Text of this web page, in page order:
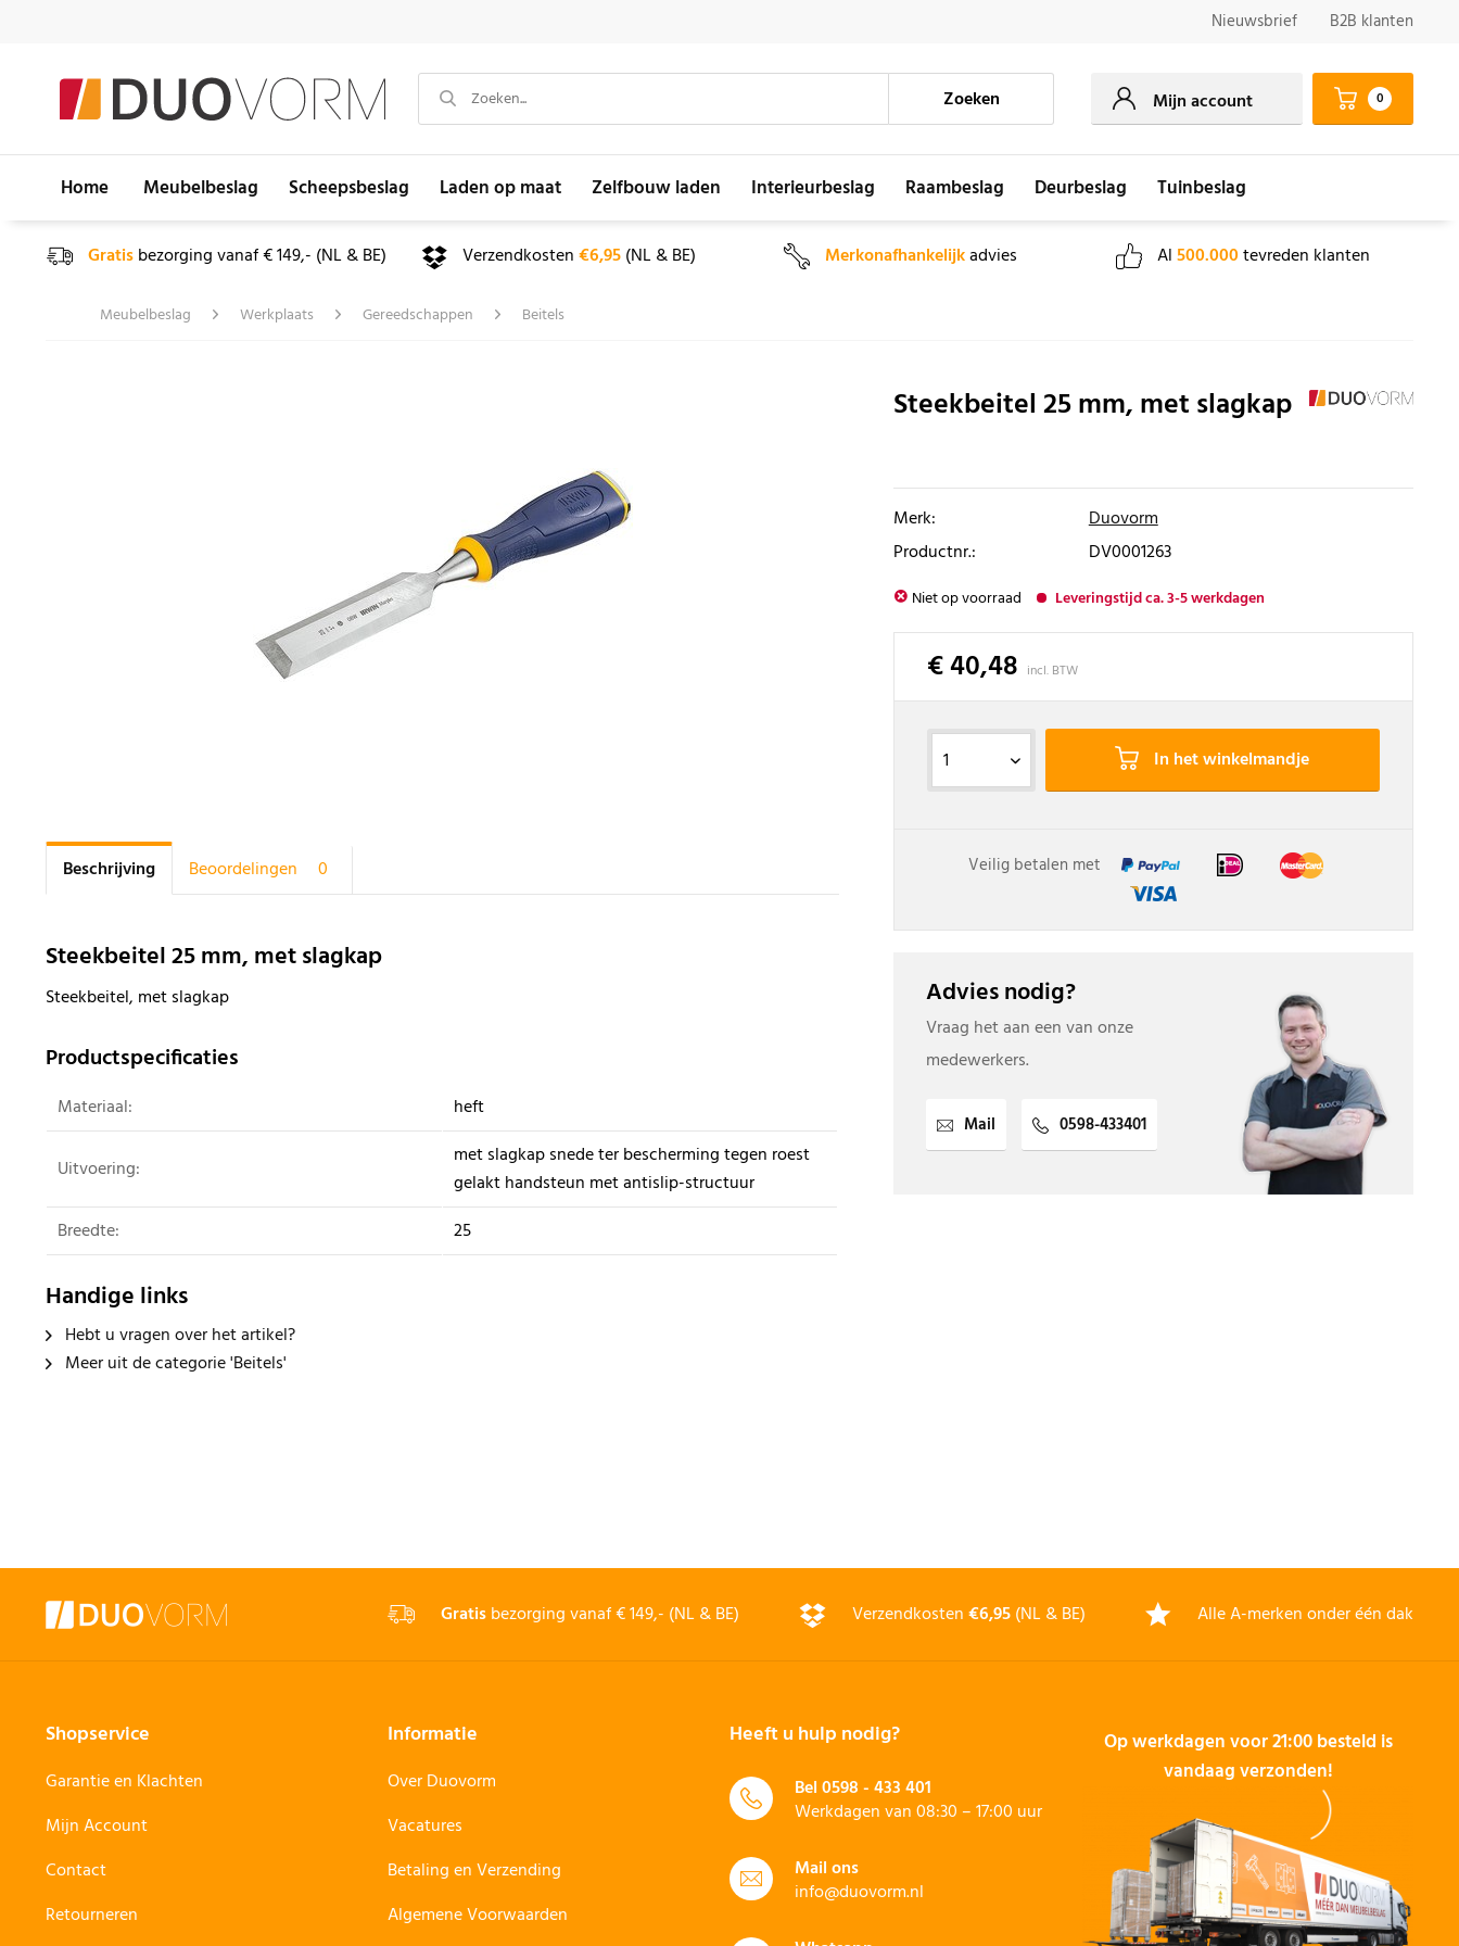
Nieuwsbrief B2B klanten
Zoeken Mijn account 0
Home Meubelbeslag Scheepsbeslag Laden op maat Zelfbouw laden Interieurbeslag Raambeslag Deurbeslag Tuinbeslag
Gratisbezorging vanaf € 149,- (NL & BE) Verzendkosten€6,95(NL & BE) Merkonafhankelijkadvies Al500.000tevreden klanten
Meubelbeslag Werkplaats Gereedschappen Beitels
Steekbeitel 25 mm, met slagkap
Beschrijving Beoordelingen 0
Steekbeitel 25 mm, met slagkap
Steekbeitel, met slagkap
Productspecificaties
Materiaal: heft
Uitvoering:
met slagkap snede ter bescherming tegen roest
gelakt handsteun met antislip-structuur
Breedte:
25
Handige links
Hebt u vragen over het artikel?
Meer uit de categorie 'Beitels'
Merk:
Duovorm
Productnr.:
DV0001263
Niet op voorraad Leveringstijd ca. 3-5 werkdagen
€ 40,48 incl. BTW
In het winkelmandje
Veilig betalen met
Advies nodig?
Vraag het aan een van onze
medewerkers.
Mail 0598-433401
Gratisbezorging vanaf € 149,- (NL & BE) Verzendkosten€6,95(NL & BE) Alle A-merken onder één dak
Shopservice
Garantie en Klachten
Mijn Account
Contact
Retourneren
Informatie
Over Duovorm
Vacatures
Betaling en Verzending
Algemene Voorwaarden
Heeft u hulp nodig?
Bel0598 - 433 401
Werkdagen van 08:30 – 17:00 uur
Mail ons
info@duovorm.nl
Op werkdagen voor 21:00 besteld is
vandaag verzonden!